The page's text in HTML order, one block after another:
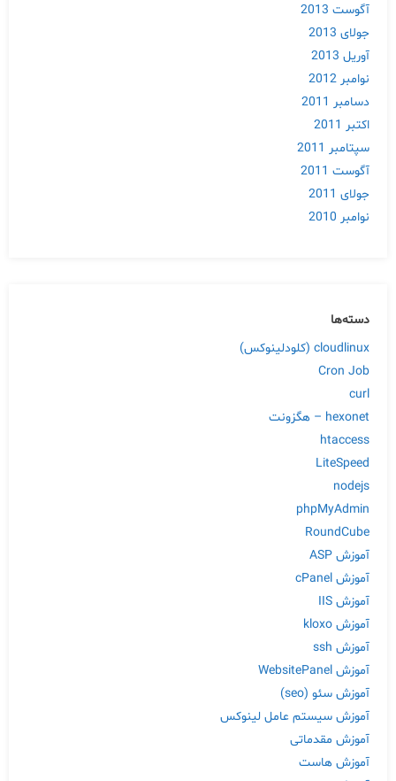
آگوست 2013
جولای 2013
آوریل 2013
نوامبر 2012
دسامبر 2011
اکتبر 2011
سپتامبر 2011
آگوست 2011
جولای 2011
نوامبر 2010
دسته‌ها
cloudlinux (کلودلینوکس)
Cron Job
curl
hexonet – هگزونت
htaccess
LiteSpeed
nodejs
phpMyAdmin
RoundCube
آموزش ASP
آموزش cPanel
آموزش IIS
آموزش kloxo
آموزش ssh
آموزش WebsitePanel
آموزش سئو (seo)
آموزش سیستم عامل لینوکس
آموزش مقدماتی
آموزش هاست